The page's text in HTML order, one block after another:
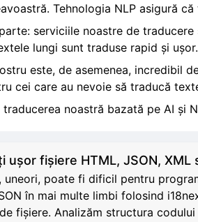
Tehnologia NLP asigură
serviciile noastre de
lungi sunt traduse rapid și ușor.
este, de asemenea, incredibil
cei care au nevoie să traducă
noastră bazată pe AI și
ușor fișiere HTML, JSON, XML
uneori, poate fi dificil pentru
în mai multe limbi folosind
fișiere. Analizăm structura